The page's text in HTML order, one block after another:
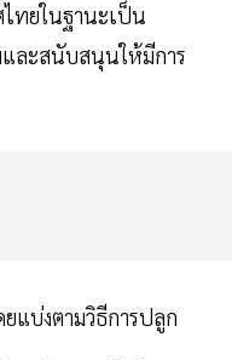
ทยในฐานะเป็น
และสนับสนุนให้มีการ
ยแบ่งตามวิธีการปลูก